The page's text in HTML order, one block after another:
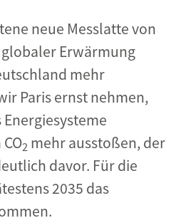
neue Messlatte von
globaler Erwärmung
mehr
Paris ernst nehmen,
2 mehr ausstoßen, der
davor. Für die
2035 das